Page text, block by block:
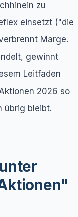
zu
einsetzt ("die
Marge.
gewinnt
Leitfaden
2026 so
übrig bleibt.